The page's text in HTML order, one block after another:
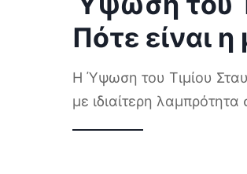
Πότε είναι
Η Ύψωση του Τιμίου
με ιδιαίτερη